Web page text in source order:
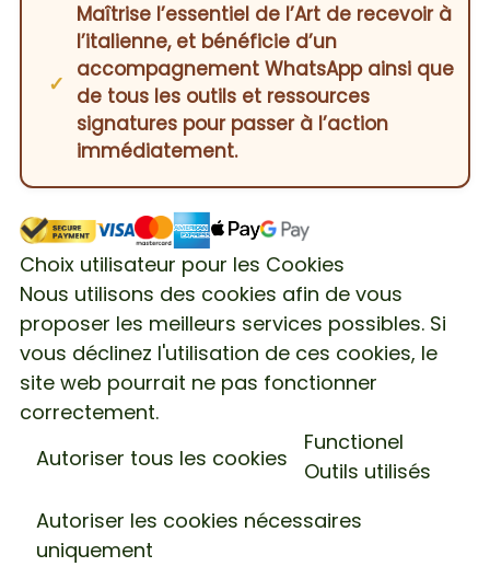
Maîtrise l’essentiel de l’Art de recevoir à
l’italienne, et bénéficie d’un
accompagnement WhatsApp ainsi que
de tous les outils et ressources
signatures pour passer à l’action
immédiatement.
Choix utilisateur pour les Cookies
Nous utilisons des cookies afin de vous
proposer les meilleurs services possibles. Si
vous déclinez l'utilisation de ces cookies, le
site web pourrait ne pas fonctionner
correctement.
Autoriser tous les cookies
Autoriser les cookies nécessaires
uniquement
Functionel
Outils utilisés